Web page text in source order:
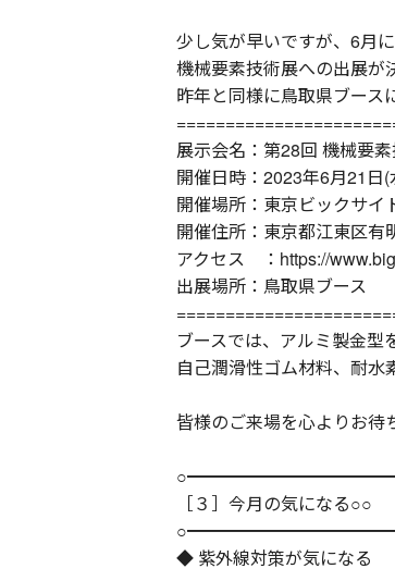
少し気が早いですが、6月
機械要素技術展への出展が
昨年と同様に鳥取県ブース
展示会名：第28回 機械要
開催日時：2023年6月21日
開催場所：東京ビックサイ
開催住所：東京都江東区有
アクセス ：https://
出展場所：鳥取県ブース
ブースでは、アルミ製金型
自己潤滑性ゴム材料、耐水
皆様のご来場を心よりお待
［３］今月の気になる○○
◆ 紫外線対策が気になる